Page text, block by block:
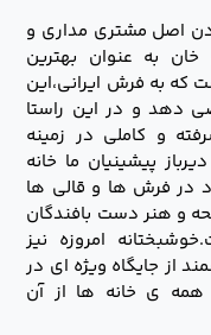
اصل مشتری مداری و
خان به عنوان بهترین
که به فرش ایرانی،این
دهد و در این راستا
و کاملی در زمینه
پیشینیان ما خانه
در فرش ها و قالی ها
و هنر دست بافندگان
امروزه نیز
از جایگاه ویژه ای در
همه ی خانه ها از آن